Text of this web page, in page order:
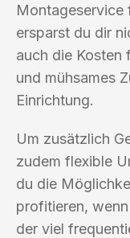
Montageservice
ersparst du dir
auch die Kosten
und mühsames
Einrichtung.
Um zusätzlich
zudem flexible
du die
profitieren,
der viel